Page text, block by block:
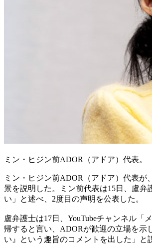
ミン・ヒジン前ADOR（アドア）代表。
ミン・ヒジン前ADOR（アドア）代表が
景を説明した。ミン前代表は15日、盧
い」と述べ、2度目の声明を公表した。
盧弁護士は17日、YouTubeチャンネル
帰すると言い、ADORが歓迎の立場を示
い』という趣旨のコメントを出した」と